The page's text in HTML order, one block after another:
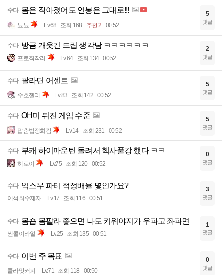
수다 몸은 작아졌어도 연봉은 그대로!!!
뇨뇨 Lv.68 조회 168 추천 2 00:52
5
댓글
수다 방금 개웃긴 드립 생각남 ㅋㅋㅋㅋㅋㅋ
프로직작러 Lv.64 조회 134 00:52
2
댓글
수다 팔라딘 어센트
수호젤리 Lv.83 조회 142 00:52
5
댓글
수다 OH미 뒤진 게임 수준
맙춤법정화캄 Lv.14 조회 231 00:52
5
댓글
수다 부캐 하이마운틴 돌려서 헥사풀강 했다 ㅋㅋ
히로이 Lv.75 조회 120 00:52
0
댓글
수다 익스우 파티 적정배율 몇인가요?
이석희수제자 Lv.17 조회 116 00:51
3
댓글
수다 몸숍 몸팔라 좋으면 나도 키워야지가 우파고 좌파면
썬콜이라얼 Lv.25 조회 135 00:51
1
댓글
수다 이번 주 목표
콜라맛커피 Lv.71 조회 118 00:50
0
댓글